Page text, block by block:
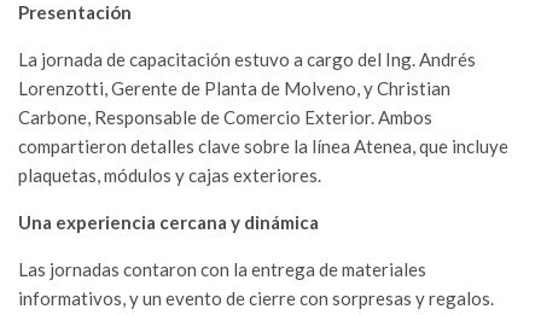
Presentación
La jornada de capacitación estuvo a cargo del Ing. Andrés
Lorenzotti, Gerente de Planta de Molveno, y Christian
Carbone, Responsable de Comercio Exterior. Ambos
compartieron detalles clave sobre la línea Atenea, que incluye
plaquetas, módulos y cajas exteriores.
Una experiencia cercana y dinámica
Las jornadas contaron con la entrega de materiales
informativos, y un evento de cierre con sorpresas y regalos.
ELÉCTRICAS
DE CALIDAD
06/07/2026